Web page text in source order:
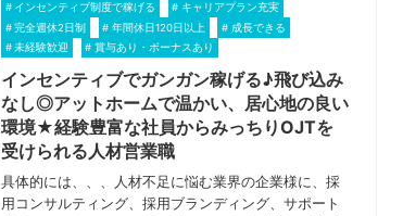
インセンティブ制度で稼げる
キャリアプラン充実
完全週休2日制
年間休日120日以上
成長できる
未経験歓迎
賞与あり・ボーナスあり
インセンティブでガンガン稼げる♪飛び込み
なし◎アットホームで温かい、居心地の良い
環境★経験豊富な社員からみっちりOJTを
受けられる人材営業職
具体的には、、、人材不足に悩む業界の企業様に、採
用コンサルティング、採用ブランディング、サポート